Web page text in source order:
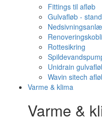
Fittings til afløb
Gulvafløb -
Rottesikring
Unidrain
Wavin sitech
Varme & klima
Varme &